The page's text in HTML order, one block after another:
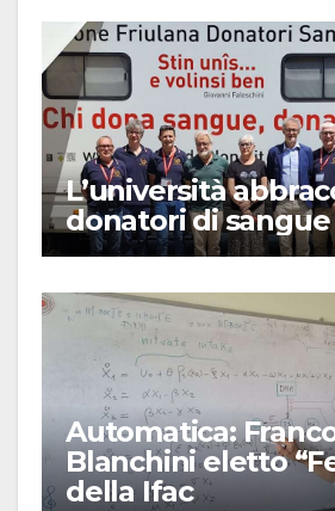
L’università
donatori di sangue
Automatica:
Blanchini eletto
della Ifac